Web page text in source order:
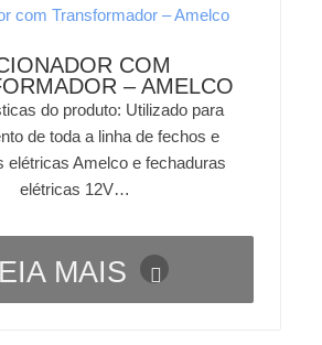
COM
– AMELCO
do produto: Utilizado para
de toda a linha de fechos e
elétricas Amelco e fechaduras
elétricas 12V…
MAIS